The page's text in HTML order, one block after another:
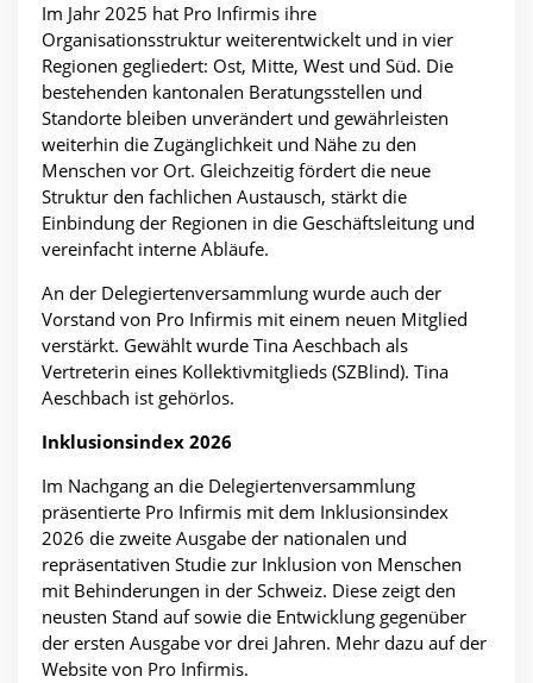
Im Jahr 2025 hat Pro Infirmis ihre
Organisationsstruktur weiterentwickelt und in vier
Regionen gegliedert: Ost, Mitte, West und Süd. Die
bestehenden kantonalen Beratungsstellen und
Standorte bleiben unverändert und gewährleisten
weiterhin die Zugänglichkeit und Nähe zu den
Menschen vor Ort. Gleichzeitig fördert die neue
Struktur den fachlichen Austausch, stärkt die
Einbindung der Regionen in die Geschäftsleitung und
vereinfacht interne Abläufe.
An der Delegiertenversammlung wurde auch der
Vorstand von Pro Infirmis mit einem neuen Mitglied
verstärkt. Gewählt wurde Tina Aeschbach als
Vertreterin eines Kollektivmitglieds (SZBlind). Tina
Aeschbach ist gehörlos.
Inklusionsindex 2026
Im Nachgang an die Delegiertenversammlung
präsentierte Pro Infirmis mit dem Inklusionsindex
2026 die zweite Ausgabe der nationalen und
repräsentativen Studie zur Inklusion von Menschen
mit Behinderungen in der Schweiz. Diese zeigt den
neusten Stand auf sowie die Entwicklung gegenüber
der ersten Ausgabe vor drei Jahren. Mehr dazu auf der
Website von Pro Infirmis.